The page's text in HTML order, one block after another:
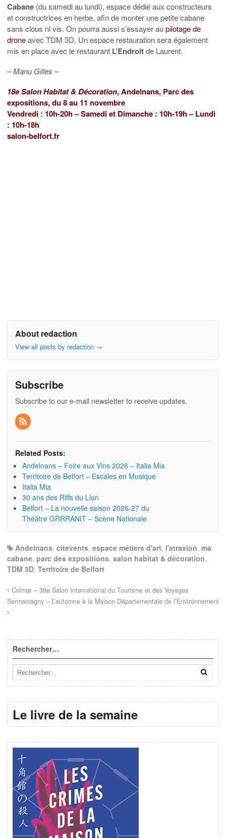
Cabane (du samedi au lundi), espace dédié aux constructeurs
et constructrices en herbe, afin de monter une petite cabane
sans clous ni vis. On pourra aussi s’essayer aupilotage de
droneavec TDM 3D. Un espace restauration sera également
mis en place avec le restaurant L’Endroitde Laurent.
– Manu Gilles –
18e Salon Habitat & Décoration, Andelnans, Parc des
expositions, du 8 au 11 novembre
Vendredi : 10h-20h – Samedi et Dimanche : 10h-19h – Lundi
: 10h-18h
salon-belfort.fr
About redaction
View all posts by redaction →
Subscribe
Subscribe to our e-mail newsletter to receive updates.
Related Posts:
Andelnans – Foire aux Vins 2026 – Italia Mia
Territoire de Belfort – Escales en Musique
Italia Mia
30 ans des Riffs du Lion
Belfort – La nouvelle saison 2026-27 du
Théâtre GRRRANIT – Scène Nationale
Andelnans, citevents, espace métiers d'art, l'atraxion, ma
cabane, parc des expositions, salon habitat & décoration,
TDM 3D, Territoire de Belfort
Colmar – 39e Salon International du Tourisme et des Voyages
Sermamagny – L’automne à la Maison Départementale de l’Environnement
Rechercher…
Le livre de la semaine